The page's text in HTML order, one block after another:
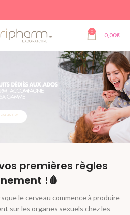
0 0,00€
premières règles
!🩸
le cerveau commence à produire
sur les organes sexuels chez les